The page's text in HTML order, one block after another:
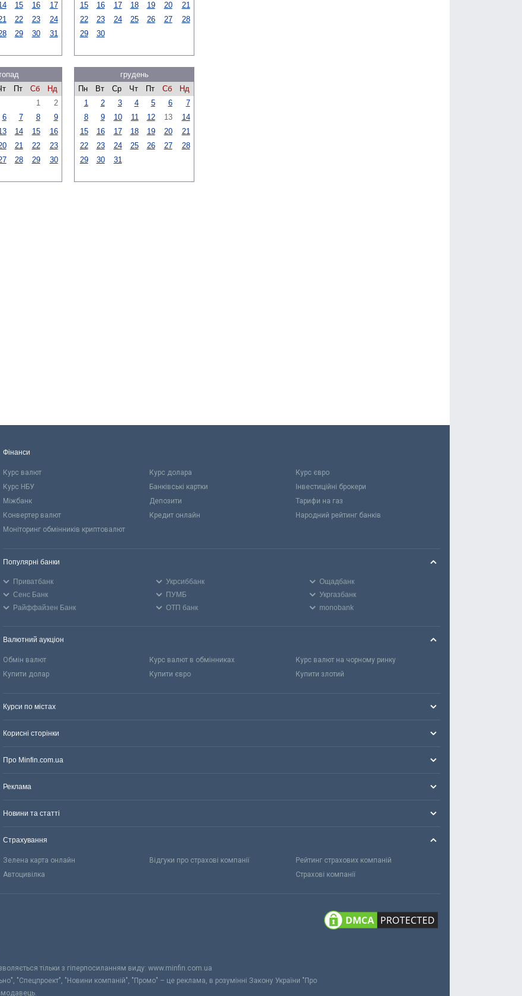
15 16
17
22 23
24
29 30 31
15
16 17 18 19 20
21
22
23 24 25 26 27
28
29
30
Пт Сб
Нд
1
2
6 7 8
9
14 15
16
21 22
23
28 29 30
грудень
Пн
Вт Ср Чт Пт Сб
Нд
1
2 3 4 5 6
7
8
9 10 11 12 13
14
15
16 17 18 19 20
21
22
23 24 25 26 27
28
29
30 31
Фінанси
Курс валют Курс долара
Курс євро
Курс НБУ
Банківські картки
Інвестиційні брокери
Міжбанк
Депозити
Тарифи на газ
Конвертер валют
Кредит онлайн
Народний рейтинг банків
Моніторинг обмінників криптовалют
Популярні банки
Приватбанк Укрсиббанк
Ощадбанк
Сенс Банк
ПУМБ
Укргазбанк
Райффайзен Банк
ОТП банк monobank
Валютний аукціон
Обмін валют Курс валют в обмінниках
Курс валют на чорному ринку
Купити долар
Купити євро Купити злотий
Курси по містах
Корисні сторінки
Про Minfin.com.ua
Реклама
Новини та статті
Страхування
Зелена карта онлайн Відгуки про страхові компанії
Рейтинг страхових компаній
Автоцивілка
Страхові компанії
тільки з гіперпосиланням виду: www.minfin.com.ua
"Спецпроект", "Новини компаній", "Промо" – це реклама, в розумінні Закону України "Про